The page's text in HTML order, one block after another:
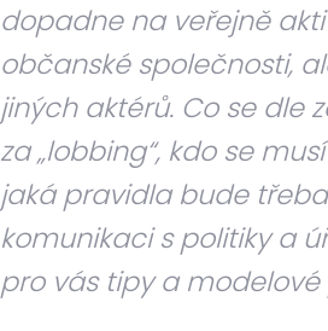
dopadne na veřejně
občanské společnosti,
jiných aktérů. Co se dle
za „lobbing“, kdo se
jaká pravidla bude
komunikaci s politiky a
pro vás tipy a modelové